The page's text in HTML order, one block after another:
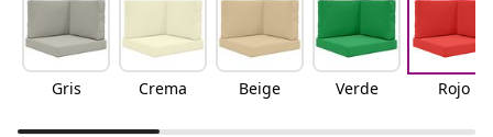
Gris Crema Beige Verde Rojo